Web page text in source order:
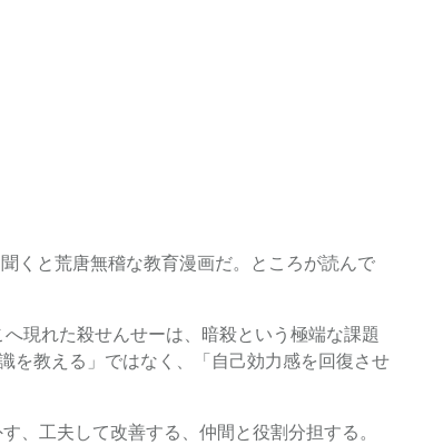
くと荒唐無稽な教育漫画だ。ところが読んで
現れた殺せんせーは、暗殺という極端な課題
を教える」ではなく、「自己効力感を回復させ
、工夫して改善する、仲間と役割分担する。